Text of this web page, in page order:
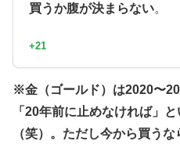
買うか腹が決まらない。
+21
※金（ゴールド）は2020〜
「20年前に止めなければ」
（笑）。ただし今から買う